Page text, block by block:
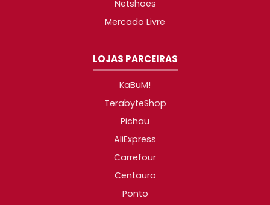
Netshoes
Mercado Livre
LOJAS PARCEIRAS
KaBuM!
TerabyteShop
Pichau
AliExpress
Carrefour
Centauro
Ponto